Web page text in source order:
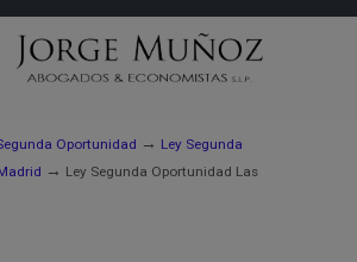
Oportunidad → Ley Segunda
→ Ley Segunda Oportunidad Las